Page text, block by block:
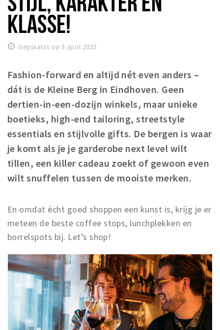
Winkels
Werken
Aanbiedingen
Ook reclame maken?
Over Eindhovens Rondje
Inloggen
KLASSE!
Geplaatst op 8 april 2025
Fashion-forward en altijd nét even anders –
dát is de Kleine Berg in Eindhoven. Geen
dertien-in-een-dozijn winkels, maar unieke
boetieks, high-end tailoring, streetstyle
essentials en stijlvolle gifts. De bergen is waar
je komt als je je garderobe next level wilt
tillen, een killer cadeau zoekt of gewoon even
wilt snuffelen tussen de mooiste merken.
En omdat écht goed shoppen een kunst is, krijg je er
meteen de beste coffee stops, lunchplekken en
borrelspots bij. Let’s shop!